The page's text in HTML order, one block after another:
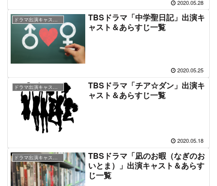
2020.05.28
TBSドラマ「中学聖日記」出演キ
ャスト＆あらすじ一覧
2020.05.25
ドラマ出演キャスト＆あらすじ情報
TBSドラマ「チア☆ダン」出演キ
ャスト＆あらすじ一覧
2020.05.18
ドラマ出演キャスト＆あらすじ情報
TBSドラマ「凪のお暇（なぎのお
いとま）」出演キャスト＆あらす
じ一覧